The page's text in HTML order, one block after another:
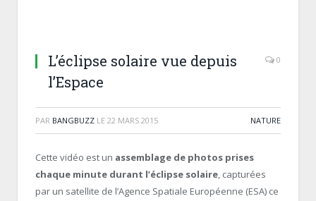
L’éclipse solaire vue depuis
l’Espace
0
PAR BANGBUZZ LE 22 MARS 2015 NATURE
Cette vidéo est un assemblage de photos prises
chaque minute durant l’éclipse solaire, capturées
par un satellite de l’Agence Spatiale Européenne (ESA) ce